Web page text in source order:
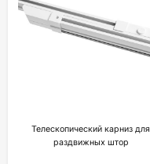
Телескопический карниз для
раздвижных штор